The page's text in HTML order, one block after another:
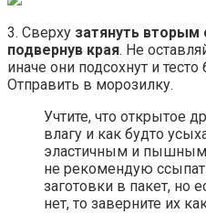
3. Сверху затянуть вторым
подвернув края. Не
иначе они подсохнут и
Отправить в морозилку.
Учтите, что открытое
влагу и как будто
эластичным и
не рекомендую
заготовки в пакет, но
нет, то заверните их